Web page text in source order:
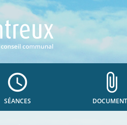
access_time
SÉANCES
attach_file